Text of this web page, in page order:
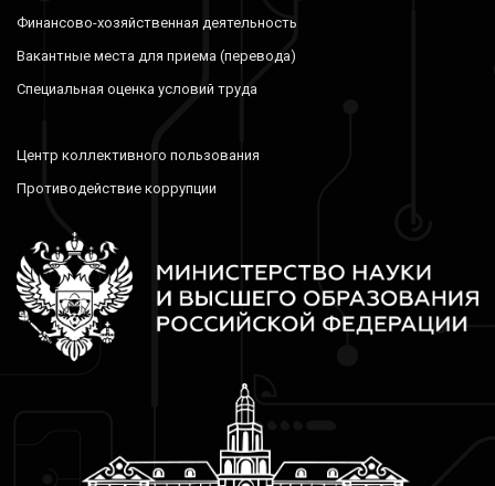
Финансово-хозяйственная деятельность
Вакантные места для приема (перевода)
Специальная оценка условий труда
Центр коллективного пользования
Противодействие коррупции